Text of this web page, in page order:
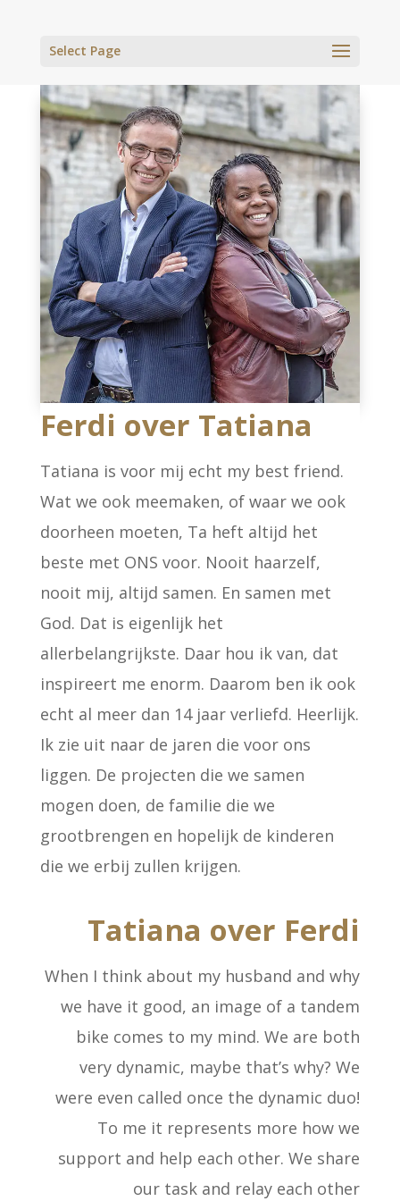
Select Page
Ferdi over Tatiana
Tatiana is voor mij echt my best friend.
Wat we ook meemaken, of waar we ook
doorheen moeten, Ta heft altijd het
beste met ONS voor. Nooit haarzelf,
nooit mij, altijd samen. En samen met
God. Dat is eigenlijk het
allerbelangrijkste. Daar hou ik van, dat
inspireert me enorm. Daarom ben ik ook
echt al meer dan 14 jaar verliefd. Heerlijk.
Ik zie uit naar de jaren die voor ons
liggen. De projecten die we samen
mogen doen, de familie die we
grootbrengen en hopelijk de kinderen
die we erbij zullen krijgen.
Tatiana over Ferdi
When I think about my husband and why
we have it good, an image of a tandem
bike comes to my mind. We are both
very dynamic, maybe that’s why? We
were even called once the dynamic duo!
To me it represents more how we
support and help each other. We share
our task and relay each other